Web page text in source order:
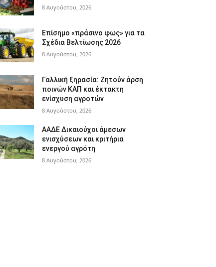
8 Αυγούστου, 2026
Επίσημο «πράσινο φως» για τα
Σχέδια Βελτίωσης 2026
8 Αυγούστου, 2026
Γαλλική ξηρασία: Ζητούν άρση
ποινών ΚΑΠ και έκτακτη
ενίσχυση αγροτών
8 Αυγούστου, 2026
ΑΑΔΕ Δικαιούχοι άμεσων
ενισχύσεων και κριτήρια
ενεργού αγρότη
8 Αυγούστου, 2026